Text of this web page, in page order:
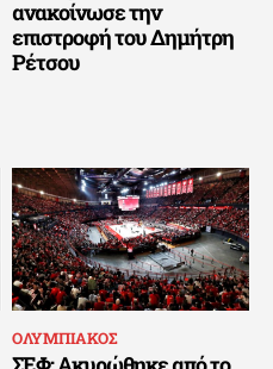
ανακοίνωσε την
επιστροφή του Δημήτρη
Ρέτσου
ΟΛΥΜΠΙΑΚΟΣ